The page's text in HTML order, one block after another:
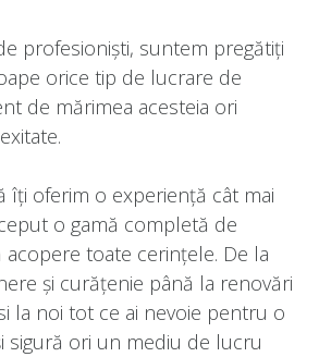
profesioniști, suntem pregătiți
orice tip de lucrare de
de mărimea acesteia ori
îți oferim o experiență cât mai
o gamă completă de
acopere toate cerințele. De la
și curățenie până la renovări
la noi tot ce ai nevoie pentru o
sigură ori un mediu de lucru